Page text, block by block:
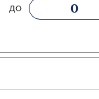
до 0